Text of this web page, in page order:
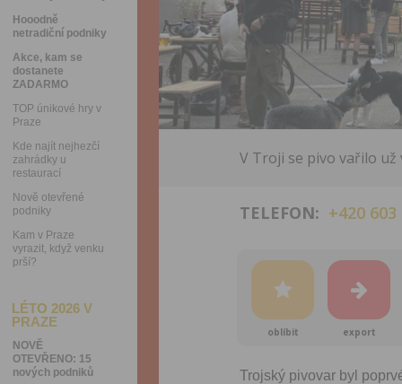
Hooodně
netradiční podniky
Akce, kam se
dostanete
ZADARMO
TOP únikové hry v
Praze
Kde najít nejhezčí
zahrádky u
restaurací
Nově otevřené
podniky
Kam v Praze
vyrazit, když venku
prší?
LÉTO 2026 V
PRAZE
NOVĚ
OTEVŘENO: 15
nových podniků
V Troji se pivo vařilo
TELEFON: +420 603
oblíbit export
Trojský pivovar byl